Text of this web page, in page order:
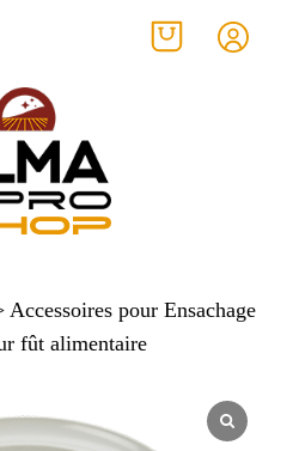
Accessoires pour Ensachage
fût alimentaire